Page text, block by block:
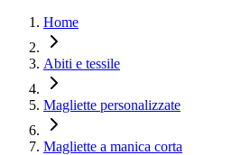
Home
Abiti e tessile
Magliette personalizzate
Magliette a manica corta